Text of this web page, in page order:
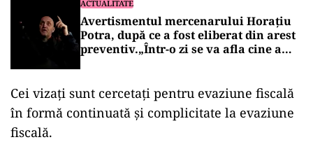
ACTUALITATE
Avertismentul mercenarului Horațiu
Potra, după ce a fost eliberat din arest
preventiv.„Într-o zi se va afla cine a
Cei vizați sunt cercetați pentru evaziune fiscală
în formă continuată și complicitate la evaziune
fiscală.